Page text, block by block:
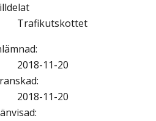
Trafikutskottet
:
2018-11-20
:
2018-11-20
: